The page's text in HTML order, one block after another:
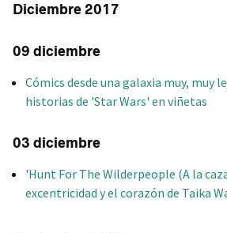
Diciembre 2017
09 diciembre
Cómics desde una galaxia muy, muy
historias de 'Star Wars' en viñetas
03 diciembre
'Hunt For The Wilderpeople (A la
excentricidad y el corazón de Taika